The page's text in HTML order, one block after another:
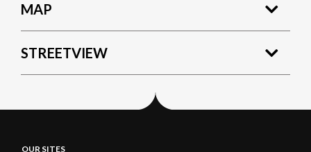
MAP
STREETVIEW
OUR SITES